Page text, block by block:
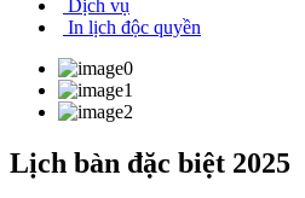
Dịch vụ
In lịch độc quyền
Lịch bàn đặc biệt 2025